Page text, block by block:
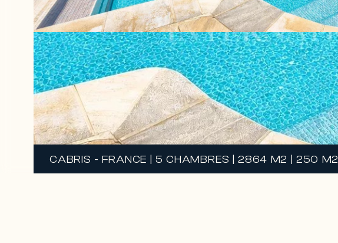
CABRIS - FRANCE | 5 CHAMBRES | 2864 M2 | 250 M2